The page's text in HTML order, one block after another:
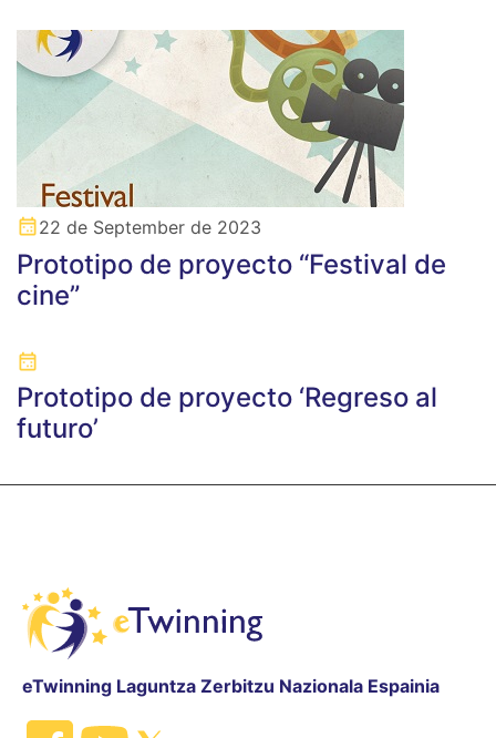
22 de September de 2023
Prototipo de proyecto “Festival de
cine”
Prototipo de proyecto ‘Regreso al
futuro’
eTwinning Laguntza Zerbitzu Nazionala Espainia